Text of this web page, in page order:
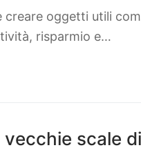
oggetti utili
risparmio e…
scale